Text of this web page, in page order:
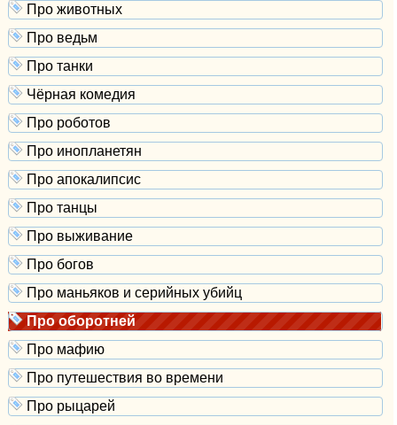
Про животных
Про ведьм
Про танки
Чёрная комедия
Про роботов
Про инопланетян
Про апокалипсис
Про танцы
Про выживание
Про богов
Про маньяков и серийных убийц
Про оборотней
Про мафию
Про путешествия во времени
Про рыцарей